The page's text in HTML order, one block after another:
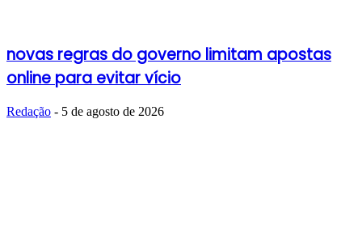
novas regras do governo limitam apostas
online para evitar vício
Redação - 5 de agosto de 2026